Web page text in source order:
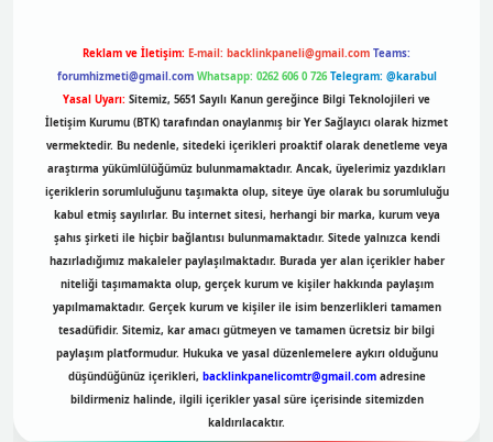
Reklam ve İletişim: E-mail: backlinkpaneli@gmail.com Teams:
forumhizmeti@gmail.com Whatsapp: 0262 606 0 726 Telegram: @karabul
Yasal Uyarı: Sitemiz, 5651 Sayılı Kanun gereğince Bilgi Teknolojileri ve
İletişim Kurumu (BTK) tarafından onaylanmış bir Yer Sağlayıcı olarak hizmet
vermektedir. Bu nedenle, sitedeki içerikleri proaktif olarak denetleme veya
araştırma yükümlülüğümüz bulunmamaktadır. Ancak, üyelerimiz yazdıkları
içeriklerin sorumluluğunu taşımakta olup, siteye üye olarak bu sorumluluğu
kabul etmiş sayılırlar. Bu internet sitesi, herhangi bir marka, kurum veya
şahıs şirketi ile hiçbir bağlantısı bulunmamaktadır. Sitede yalnızca kendi
hazırladığımız makaleler paylaşılmaktadır. Burada yer alan içerikler haber
niteliği taşımamakta olup, gerçek kurum ve kişiler hakkında paylaşım
yapılmamaktadır. Gerçek kurum ve kişiler ile isim benzerlikleri tamamen
tesadüfidir. Sitemiz, kar amacı gütmeyen ve tamamen ücretsiz bir bilgi
paylaşım platformudur. Hukuka ve yasal düzenlemelere aykırı olduğunu
düşündüğünüz içerikleri, backlinkpanelicomtr@gmail.comadresine
bildirmeniz halinde, ilgili içerikler yasal süre içerisinde sitemizden
kaldırılacaktır.